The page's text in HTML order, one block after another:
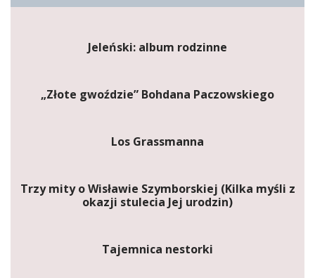
Jeleński: album rodzinne
„Złote gwoździe” Bohdana Paczowskiego
Los Grassmanna
Trzy mity o Wisławie Szymborskiej (Kilka myśli z
okazji stulecia Jej urodzin)
Tajemnica nestorki